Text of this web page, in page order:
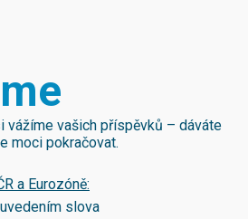
vážíme vašich příspěvků – dáváte
moci pokračovat.
a Eurozóně:
slova